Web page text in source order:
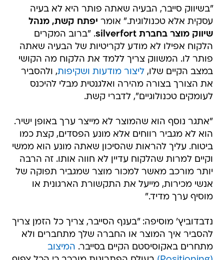
"בשיווק סייבר, הבעיה שאתה פותר היא לא בעיה
עסקית אלא טכנולוגית." אומר יפתח קשת, מנהל
שיווק מוצר בחברת silverfort
. "ברוב המקרים
הלקוח אפילו לא מודע לקריטיות של הבעיה שאתה
פותר לו. המשווק צריך ללמד את הלקוח מה הקושי
במצב הקיים שלו,ליצור מודעות ושקיפות, ולהסביר
את הצורך בצורה מהירה ואלגנטית מבלי להיכנס
לעומקים טכנולוגיים", לדברי קשת.
"אתגר נוסף הוא שהמוצר לא מייצר ערך באופן ישיר.
הוא לא מגביר רווחים אלא מונע הפסדים, קצת כמו
ביטוח. עליך להראות שהסיכון שאתה מונע הוא ממשי
וקיים למרות שהלקוח עדיין לא חווה אותו. זה הרבה
יותר מורכב מאשר למכור מוצר שמגביר תפוקה של
אנשי מכירות, מייעל את התקשורת הארגונית או
מוסיף ערך מדיד."
נדבדוביץ' מוסיפה: "בענף הסייבר, צריך כל הזמן צריך
להסביר איך המוצר או החברה שלך מתחברים ולא
מתחרים באקוסיסטם הקיים בסייבר. המיצוב